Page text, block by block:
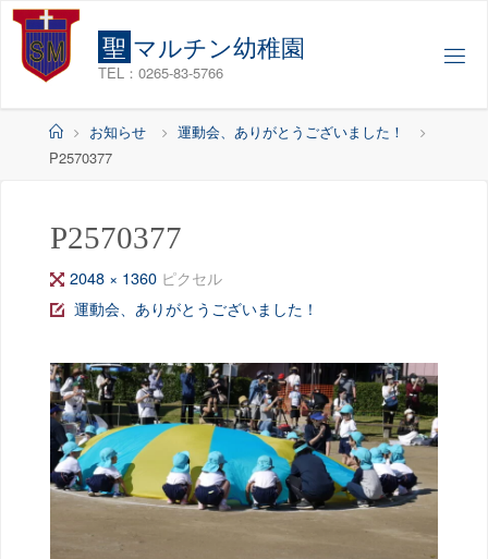
コ
聖 マルチン幼稚園
TEL：0265-83-5766
ホ
ー
お知らせ
運動会、ありがとうございました！
P2570377
P2570377
フ
ル
イ
ズ
2048 × 1360 ピクセル
運動会、ありがとうございました！